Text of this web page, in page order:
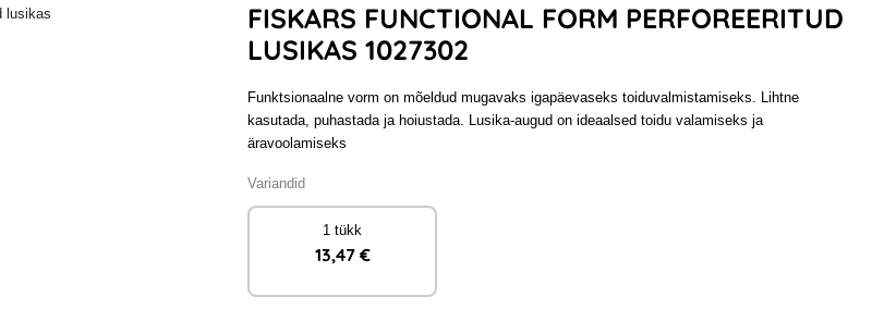
FISKARS FUNCTIONAL FORM PERFOREERITUD
LUSIKAS 1027302
Funktsionaalne vorm on mõeldud mugavaks igapäevaseks toiduvalmistamiseks. Lihtne
kasutada, puhastada ja hoiustada. Lusika-augud on ideaalsed toidu valamiseks ja
äravoolamiseks
Variandid
1 tükk
13,47 €